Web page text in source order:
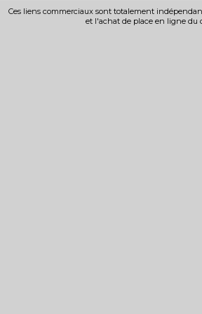
Ces liens commerciaux sont totalement
et l'achat de place en ligne du